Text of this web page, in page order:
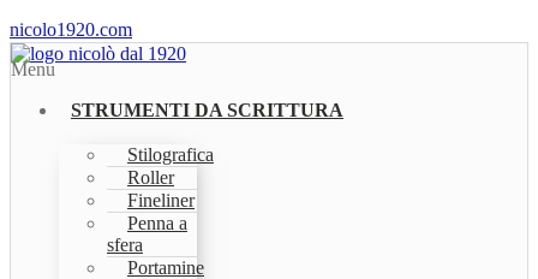
nicolo1920.com
Menu
STRUMENTI DA SCRITTURA
Stilografica
Roller
Fineliner
Penna a
sfera
Portamine